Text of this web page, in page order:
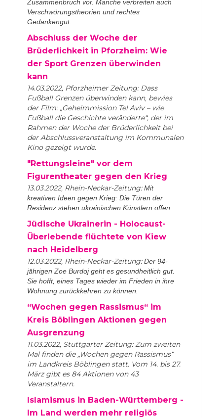
Zusammenbruch vor. Manche verbreiten auch
Verschwörungstheorien und rechtes
Gedankengut.
Abschluss der Woche der
Brüderlichkeit in Pforzheim: Wie
der Sport Grenzen überwinden
kann
14.03.2022, Pforzheimer Zeitung: Dass
Fußball Grenzen überwinden kann, bewies
der Film: „Geheimmission Tel Aviv – wie
Fußball die Geschichte veränderte“, der im
Rahmen der Woche der Brüderlichkeit bei
der Abschlussveranstaltung im Kommunalen
Kino gezeigt wurde.
"Rettungsleine" vor dem
Figurentheater gegen den Krieg
13.03.2022, Rhein-Neckar-Zeitung:Mit
kreativen Ideen gegen Krieg: Die Türen der
Residenz stehen ukrainischen Künstlern offen.
Jüdische Ukrainerin - Holocaust-
Überlebende flüchtete von Kiew
nach Heidelberg
12.03.2022, Rhein-Neckar-Zeitung:Der 94-
jährigen Zoe Burdoj geht es gesundheitlich gut.
Sie hofft, eines Tages wieder im Frieden in ihre
Wohnung zurückkehren zu können.
“Wochen gegen Rassismus“ im
Kreis Böblingen Aktionen gegen
Ausgrenzung
11.03.2022, Stuttgarter Zeitung: Zum zweiten
Mal finden die „Wochen gegen Rassismus“
im Landkreis Böblingen statt. Vom 14. bis 27.
März gibt es 84 Aktionen von 43
Veranstaltern.
Islamismus in Baden-Württemberg -
Im Land werden mehr religiös